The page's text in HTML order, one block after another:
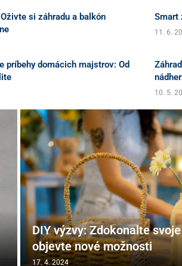
si záhradu a balkón
Smart
11. 6.
príbehy domácich majstrov: Od
10. 5.
DIY výzvy: Zdokonalte
objevte nové možnosti
17. 4. 2024